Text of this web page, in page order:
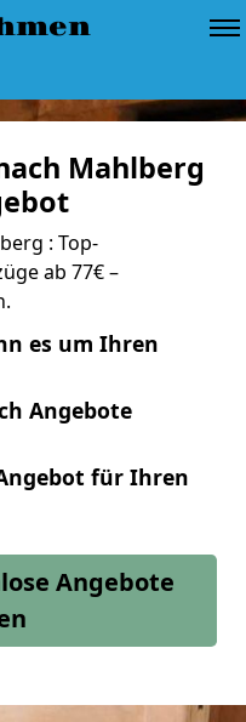
Mahlberg
: Top-
ab 77€ –
es um Ihren
Angebote
für Ihren
Angebote